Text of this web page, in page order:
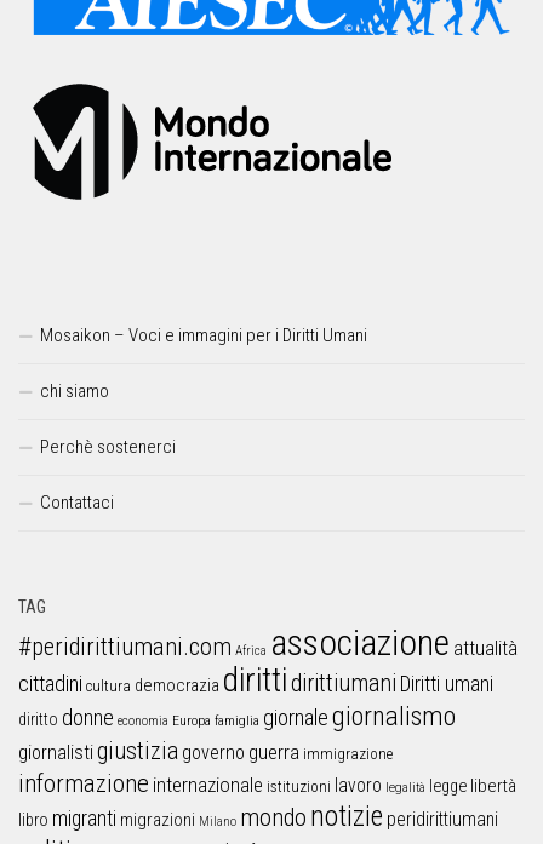
Mosaikon – Voci e immagini per i Diritti Umani
chi siamo
Perchè sostenerci
Contattaci
TAG
#peridirittiumani.com Africa associazione attualità
cittadini cultura democrazia dirittidirittiumani Diritti umani
diritto donne economia Europa famiglia giornalegiornalismo
giornalistigiustizia governo guerra immigrazione
informazione internazionale istituzioni lavoro legalità legge libertà
libro migranti migrazioni Milano mondo notizie peridirittiumani